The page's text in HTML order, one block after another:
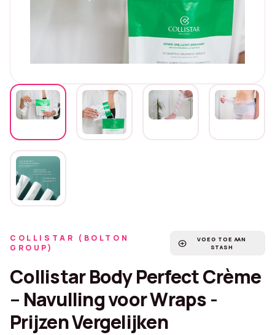
COLLISTAR (BOLTON
GROUP)
add_circle
VOEG TOE AAN
STASH
Collistar Body Perfect Crème
– Navulling voor Wraps -
Prijzen Vergelijken